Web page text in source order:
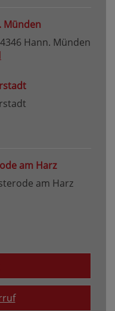
Münden
Hann. Münden
am Harz
am Harz